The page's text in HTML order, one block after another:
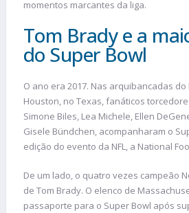
momentos marcantes da liga.
Tom Brady e a
do Super Bowl
O ano era 2017. Nas arquibancadas do
Houston, no Texas, fanáticos
Simone Biles, Lea Michele, Ellen
Gisele Bündchen, acompanharam o
edição do evento da NFL, a National
De um lado, o quatro vezes campeão
de Tom Brady. O elenco de
passaporte para o Super Bowl após